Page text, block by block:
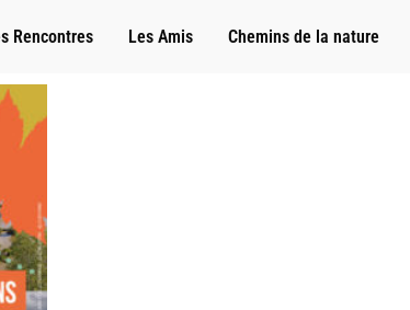
Rencontres Les Amis Chemins de la nature